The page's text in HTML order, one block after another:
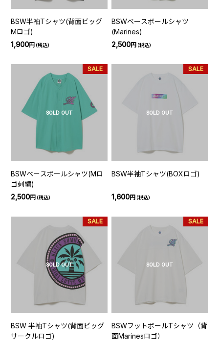
BSW半袖Tシャツ(背面ビッグ
Mロゴ)
1,900円（税込）
BSWベースボールシャツ
(Marines)
2,500円（税込）
SOLD OUT
SALE
BSWベースボールシャツ(Mロ
ゴ刺繍)
2,500円（税込）
SOLD OUT
SALE
BSW半袖Tシャツ(BOXロゴ)
1,600円（税込）
SOLD OUT
SALE
BSW 半袖Tシャツ(背面ビッグ
サークルロゴ)
SOLD OUT
SALE
BSWフットボールTシャツ（背
面Marinesロゴ）